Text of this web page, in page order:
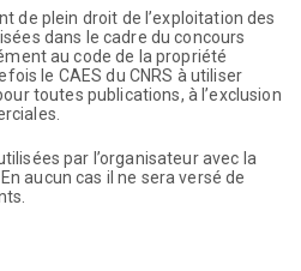
de plein droit de l’exploitation des
dans le cadre du concours
au code de la propriété
le CAES du CNRS à utiliser
toutes publications, à l’exclusion
par l’organisateur avec la
aucun cas il ne sera versé de